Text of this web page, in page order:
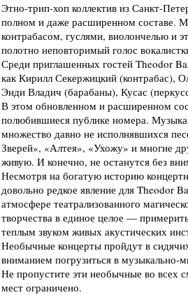
Этно-трип-хоп коллектив из Санкт-
полном и даже расширенном составе.
контрабасом, гуслями, виолончелью и
полотно неповторимый голос
Среди приглашенных гостей Theodor
как Кирилл Секержицкий (контрабас),
Энди Владич (барабаны), Кусас
В этом обновленном и расширенном
полюбившиеся публике номера.
множество давно не исполнявшихся
Зверей», «Алтея», «Ухожу» и многие
живую. И конечно, не останутся без
Несмотря на богатую историю
довольно редкое явление для Theodor
атмосфере театрализованного
творчества в единое целое —
теплым звуком живых акустических
Необычные концерты пройдут в
вниманием погрузиться в музыкально-
Не пропустите эти необычные во всех
мест ограничено.